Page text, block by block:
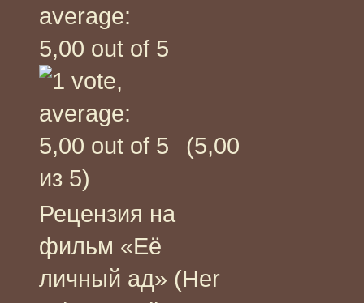
(5,00
из 5)
Рецензия на
фильм «Её
личный ад» (Her